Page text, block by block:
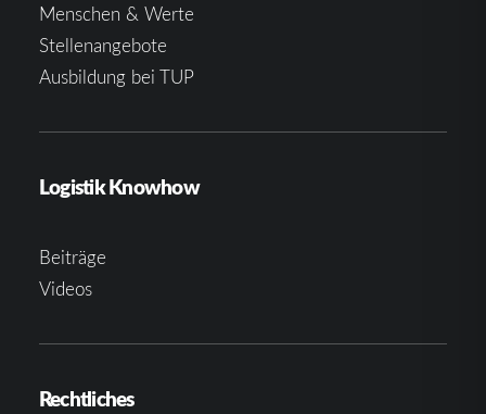
Menschen & Werte
Stellenangebote
Ausbildung bei TUP
Logistik Knowhow
Beiträge
Videos
Rechtliches